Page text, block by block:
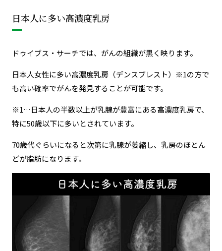
日本人に多い高濃度乳房
ドゥイブス・サーチでは、がんの組織が黒く映ります。
日本人女性に多い高濃度乳房（デンスブレスト）※1の方で
も高い確率でがんを発見することが可能です。
※1…日本人の半数以上が乳腺が豊富にある高濃度乳房で、
特に50歳以下に多いとされています。
70歳代ぐらいになると次第に乳腺が萎縮し、乳房のほとん
どが脂肪になります。